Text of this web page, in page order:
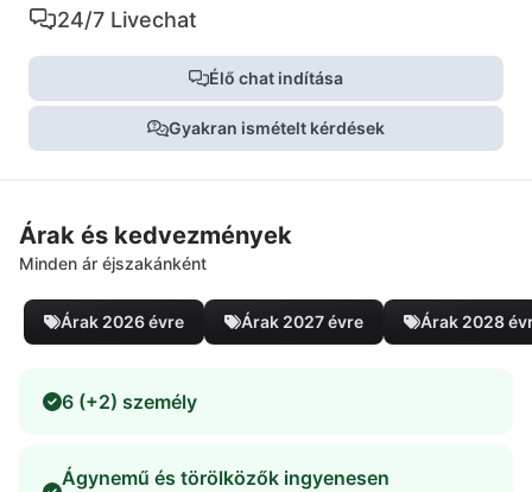
24/7 Livechat
Élő chat indítása
Gyakran ismételt kérdések
Árak és kedvezmények
Minden ár éjszakánként
Árak 2026 évre Árak 2027 évre Árak 2028
6 (+2) személy
Ágynemű és törölközők ingyenesen